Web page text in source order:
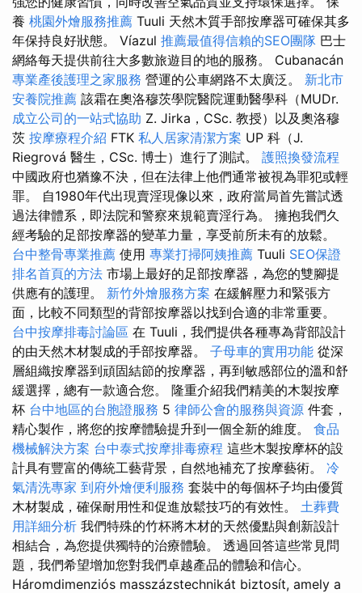
養 桃園外燴服務推薦 Tuuli 天然木質手部按摩器可確保其多
年保持良好狀態。 Víazul 推薦最值得信賴的SEO團隊 巴士
網絡每天提供前往大多數旅遊目的地的服務。 Cubanacán
專業產後護理之家服務 營運的公車網路不太廣泛。 新北市
安養院推薦 該霜在奧洛穆茨學院醫院運動醫學科（MUDr.
成立公司的一站式協助 Z. Jirka，CSc. 教授）以及奧洛穆
茨 按摩療程介紹 FTK 私人居家清潔方案 UP 科（J.
Riegrová 醫生，CSc. 博士）進行了測試。 護照換發流程
中國政府也猶豫不決，但在法律上他們通常被視為罪犯或輕
罪。 自1980年代出現賣淫現像以來，政府當局首先嘗試透
過法律體系，即法院和警察來規範賣淫行為。 擁抱我們久
經考驗的足部按摩器的變革力量，享受前所未有的放鬆。
台中整骨專業推薦 使用 專業打掃阿姨推薦 Tuuli SEO保證
排名首頁的方法 市場上最好的足部按摩器，為您的雙腳提
供應有的護理。 新竹外燴服務方案 在緩解壓力和緊張方
面，比較不同類型的背部按摩器以找到合適的非常重要。
台中按摩排毒討論區 在 Tuuli，我們提供各種專為背部設計
的由天然木材製成的手部按摩器。 子母車的實用功能 從深
層組織按摩器到頑固結節的按摩器，再到敏感部位的溫和舒
緩選擇，總有一款適合您。 隆重介紹我們精美的木製按摩
杯 台中地區的台胞證服務 5 律師公會的服務與資源 件套，
精心製作，將您的按摩體驗提升到一個全新的維度。 食品
機械解決方案 台中泰式按摩排毒療程 這些木製按摩杯的設
計具有豐富的傳統工藝背景，自然地補充了按摩藝術。 冷
氣清洗專家 到府外燴便利服務 套裝中的每個杯子均由優質
木材製成，確保耐用性和促進放鬆技巧的有效性。 土葬費
用詳細分析 我們特殊的竹杯將木材的天然優點與創新設計
相結合，為您提供獨特的治療體驗。 透過回答這些常見問
題，我們希望增加您對我們卓越產品的體驗和信心。
Háromdimenziós masszázstechnikát biztosít, amely a